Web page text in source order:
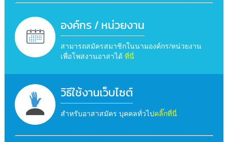
องค์กร / หน่วยงาน
สามารถสมัครสมาชิกในนามองค์กร/หน่วยงาน
เพื่อโพสงานอาสาได้ ที่นี่
วิธีใช้งานเว็บไซต์
สำหรับอาสาสมัคร บุคคลทั่วไปคลิ๊กที่นี่